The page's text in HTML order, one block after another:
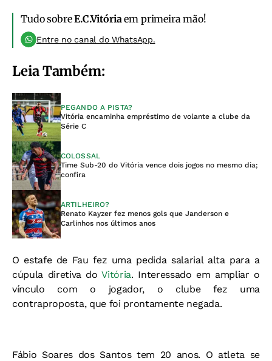
Tudo sobreE.C.Vitória em primeira mão!
Entre no canal do WhatsApp.
Leia Também:
PEGANDO A PISTA?
Vitória encaminha empréstimo de volante a clube da
Série C
COLOSSAL
Time Sub-20 do Vitória vence dois jogos no mesmo dia;
confira
ARTILHEIRO?
Renato Kayzer fez menos gols que Janderson e
Carlinhos nos últimos anos
O estafe de Fau fez uma pedida salarial alta para a
cúpula diretiva doVitória. Interessado em ampliar o
vínculo com o jogador, o clube fez uma
contraproposta, que foi prontamente negada.
Fábio Soares dos Santos tem 20 anos. O atleta se